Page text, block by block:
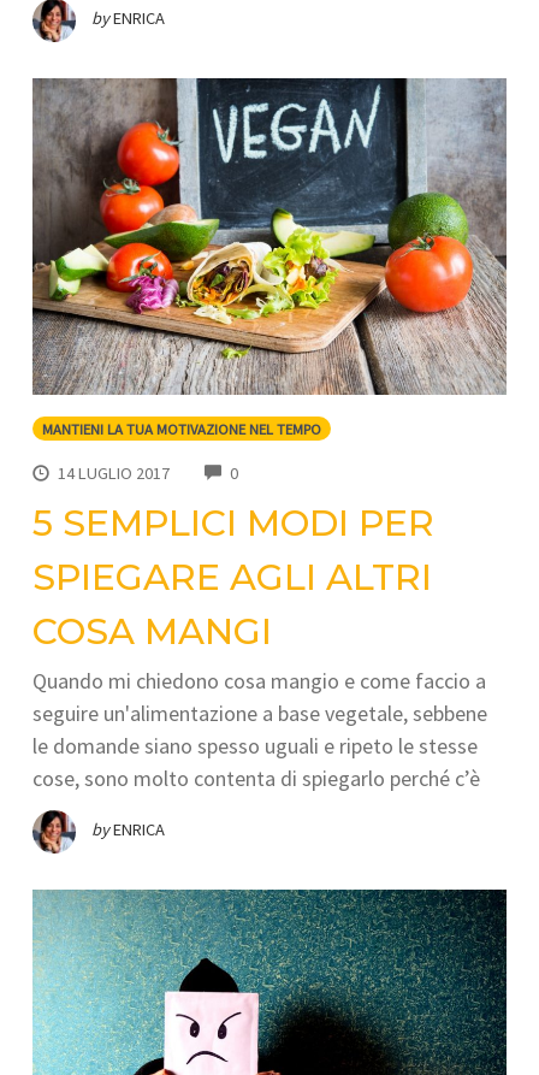
byENRICA
MANTIENI LA TUA MOTIVAZIONE NEL TEMPO
14 LUGLIO 2017 0COMMENTS
5 SEMPLICI MODI PER
SPIEGARE AGLI ALTRI
COSA MANGI
Quando mi chiedono cosa mangio e come faccio a
seguire un'alimentazione a base vegetale, sebbene
le domande siano spesso uguali e ripeto le stesse
cose, sono molto contenta di spiegarlo perché c’è
byENRICA